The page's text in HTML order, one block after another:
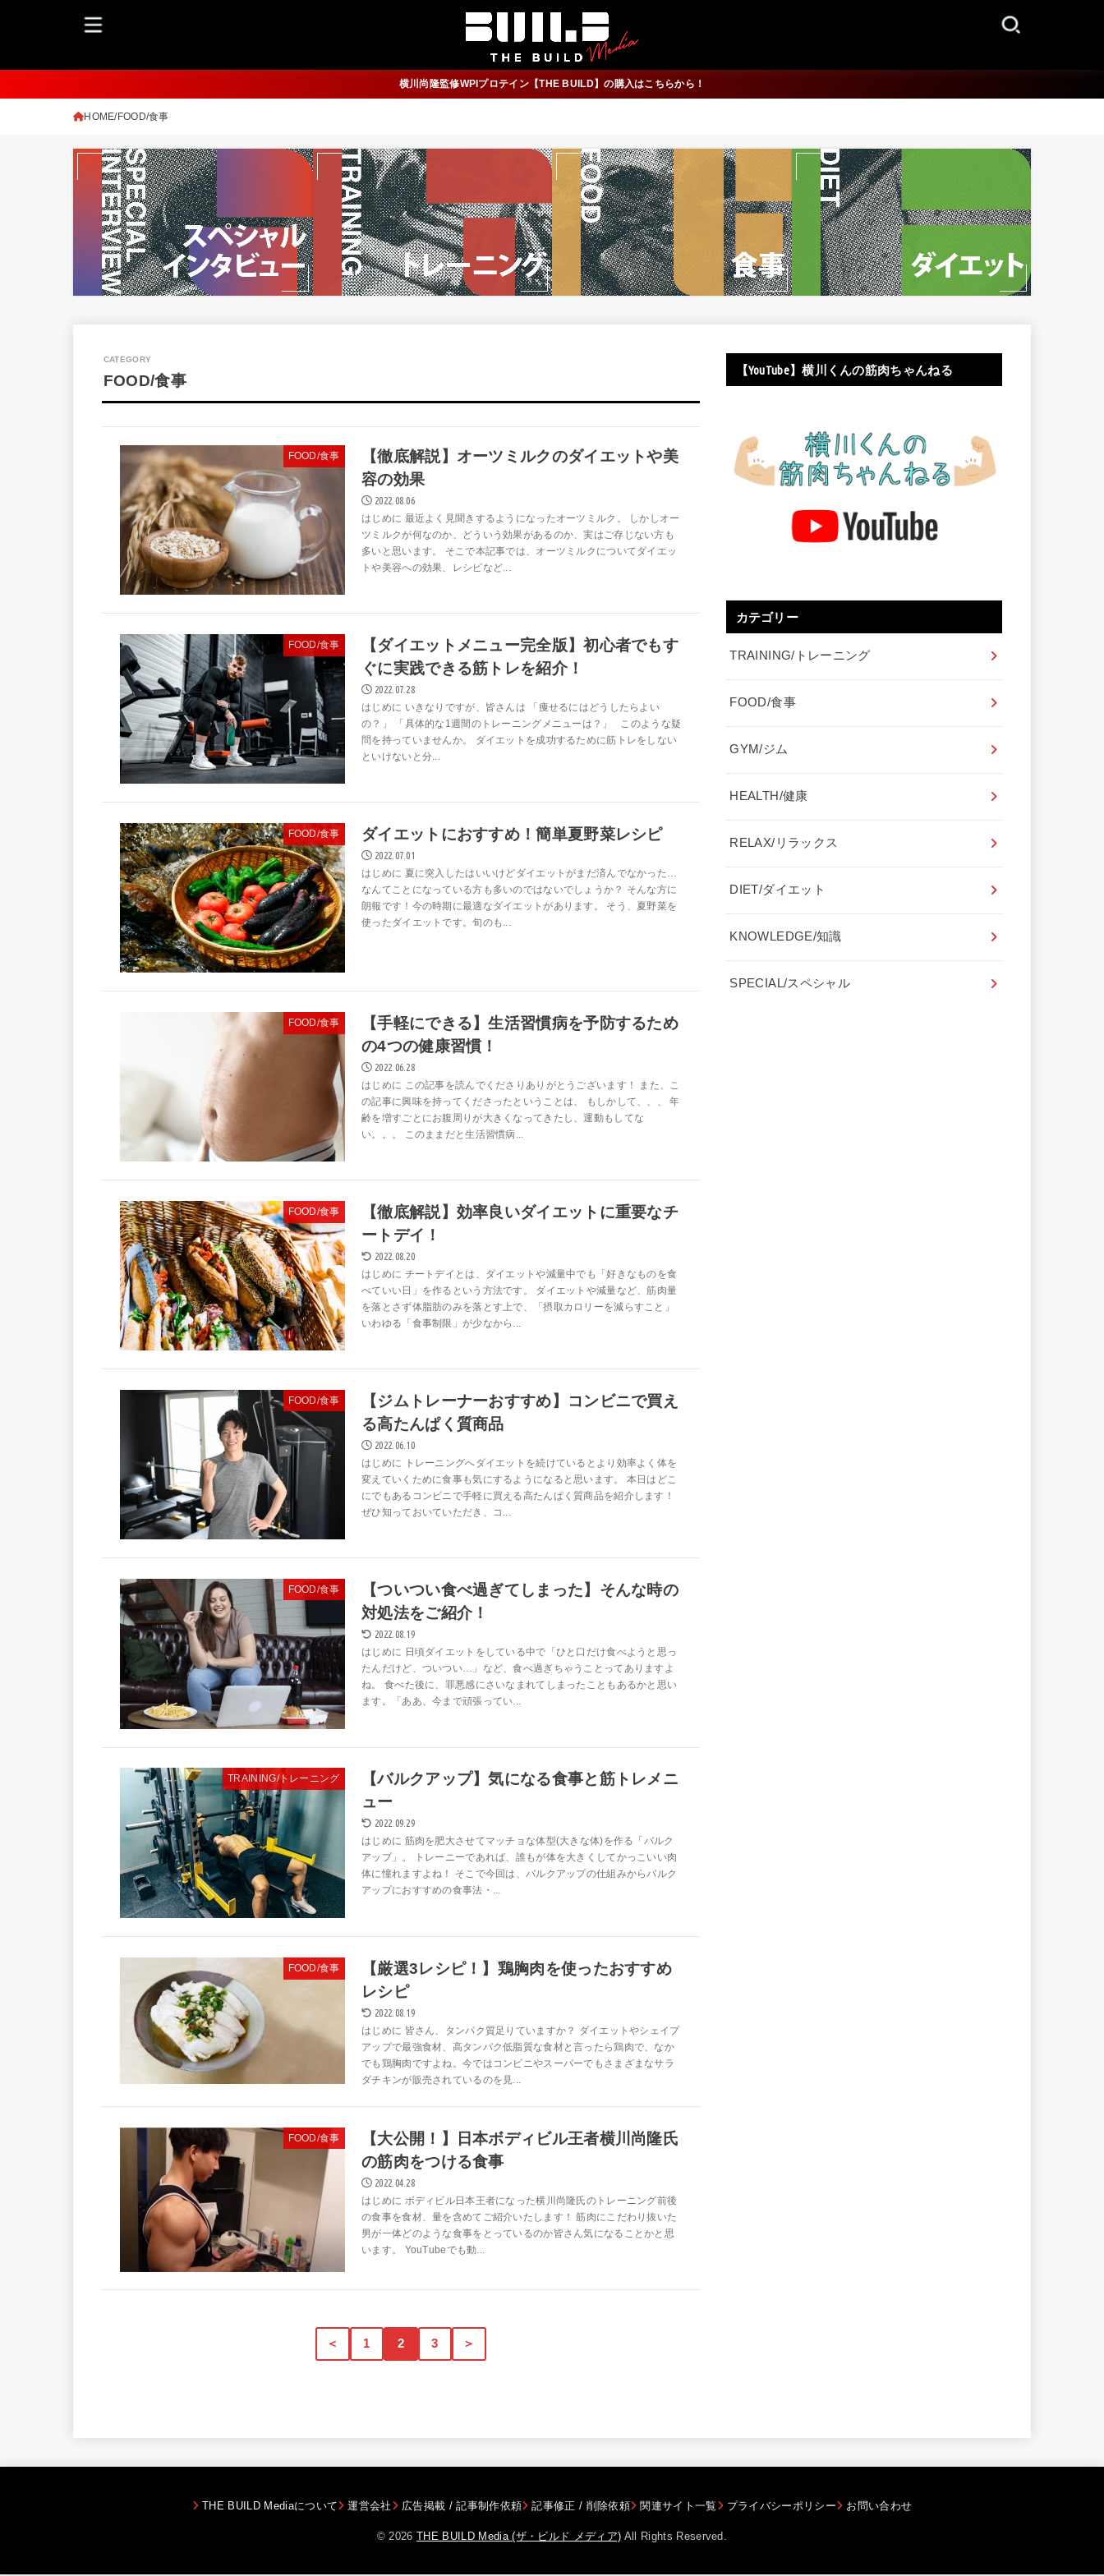
横川尚隆監修WPIプロテイン【THE BUILD】の購入はこちらから！
HOME FOOD/食事
FOOD/食事
FOOD/食事
【徹底解説】オーツミルクのダイエットや美
容の効果
2022.08.06
はじめに 最近よく見聞きするようになったオーツミルク。 しかしオー
ツミルクが何なのか、どういう効果があるのか、実はご存じない方も
多いと思います。 そこで本記事では、オーツミルクについてダイエッ
トや美容への効果、レシピなど...
FOOD/食事
【ダイエットメニュー完全版】初心者でもす
ぐに実践できる筋トレを紹介！
2022.07.28
はじめに いきなりですが、皆さんは 「痩せるにはどうしたらよい
の？」 「具体的な1週間のトレーニングメニューは？」 このような疑
問を持っていませんか。 ダイエットを成功するために筋トレをしない
といけないと分...
FOOD/食事 ダイエットにおすすめ！簡単夏野菜レシピ
2022.07.01
はじめに 夏に突入したはいいけどダイエットがまだ済んでなかった…
なんてことになっている方も多いのではないでしょうか？ そんな方に
朗報です！今の時期に最適なダイエットがあります。 そう、夏野菜を
使ったダイエットです。旬のも...
FOOD/食事
【手軽にできる】生活習慣病を予防するため
の4つの健康習慣！
2022.06.28
はじめに この記事を読んでくださりありがとうございます！ また、こ
の記事に興味を持ってくださったということは、 もしかして、、、 年
齢を増すごとにお腹周りが大きくなってきたし、運動もしてな
い。。。 このままだと生活習慣病...
FOOD/食事
【徹底解説】効率良いダイエットに重要なチ
ートデイ！
2022.08.20
はじめに チートデイとは、ダイエットや減量中でも「好きなものを食
べていい日」を作るという方法です。 ダイエットや減量など、筋肉量
を落とさず体脂肪のみを落とす上で、「摂取カロリーを減らすこと」
いわゆる「食事制限」が少なから...
FOOD/食事
【ジムトレーナーおすすめ】コンビニで買え
る高たんぱく質商品
2022.06.10
はじめに トレーニングへダイエットを続けているとより効率よく体を
変えていくために食事も気にするようになると思います。 本日はどこ
にでもあるコンビニで手軽に買える高たんぱく質商品を紹介します！
ぜひ知っておいていただき、コ...
FOOD/食事
【ついつい食べ過ぎてしまった】そんな時の
対処法をご紹介！
2022.08.19
はじめに 日頃ダイエットをしている中で「ひと口だけ食べようと思っ
たんだけど、ついつい…」など、食べ過ぎちゃうことってありますよ
ね。 食べた後に、罪悪感にさいなまれてしまったこともあるかと思い
ます。「ああ、今まで頑張ってい...
TRAINING/トレーニング
【バルクアップ】気になる食事と筋トレメニ
ュー
2022.09.29
はじめに 筋肉を肥大させてマッチョな体型(大きな体)を作る「バルク
アップ」。 トレーニーであれば、誰もが体を大きくしてかっこいい肉
体に憧れますよね！ そこで今回は、バルクアップの仕組みからバルク
アップにおすすめの食事法・...
FOOD/食事
【厳選3レシピ！】鶏胸肉を使ったおすすめ
レシピ
2022.08.19
はじめに 皆さん、タンパク質足りていますか？ ダイエットやシェイプ
アップで最強食材、高タンパク低脂質な食材と言ったら鶏肉で、なか
でも鶏胸肉ですよね。今ではコンビニやスーパーでもさまざまなサラ
ダチキンが販売されているのを見...
FOOD/食事
【大公開！】日本ボディビル王者横川尚隆氏
の筋肉をつける食事
2022.04.28
はじめに ボディビル日本王者になった横川尚隆氏のトレーニング前後
の食事を食材、量を含めてご紹介いたします！ 筋肉にこだわり抜いた
男が一体どのような食事をとっているのか皆さん気になることかと思
います。 YouTubeでも動...
＜ 1 2 3 ＞
【YouTube】横川くんの筋肉ちゃんねる
カテゴリー
TRAINING/トレーニング
FOOD/食事
GYM/ジム
HEALTH/健康
RELAX/リラックス
DIET/ダイエット
KNOWLEDGE/知識
SPECIAL/スペシャル
THE BUILD Mediaについて 運営会社 広告掲載 / 記事制作依頼 記事修正 / 削除依頼 関連サイト一覧 プライバシーポリシー お問い合わせ
© 2026THE BUILD Media (ザ・ビルド メディア) All Rights Reserved.